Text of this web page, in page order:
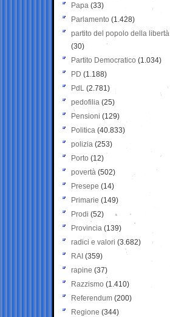
Papa (33)
Parlamento (1.428)
partito del popolo della libertà
(30)
Partito Democratico (1.034)
PD (1.188)
PdL (2.781)
pedofilia (25)
Pensioni (129)
Politica (40.833)
polizia (253)
Porto (12)
povertà (502)
Presepe (14)
Primarie (149)
Prodi (52)
Provincia (139)
radici e valori (3.682)
RAI (359)
rapine (37)
Razzismo (1.410)
Referendum (200)
Regione (344)